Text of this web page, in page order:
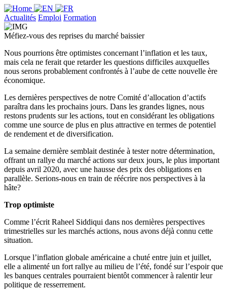
Actualités Emploi Formation
Méfiez-vous des reprises du marché baissier
Nous pourrions être optimistes concernant l’inflation et les taux,
mais cela ne ferait que retarder les questions difficiles auxquelles
nous serons probablement confrontés à l’aube de cette nouvelle ère
économique.
Les dernières perspectives de notre Comité d’allocation d’actifs
paraîtra dans les prochains jours. Dans les grandes lignes, nous
restons prudents sur les actions, tout en considérant les obligations
comme une source de plus en plus attractive en termes de potentiel
de rendement et de diversification.
La semaine dernière semblait destinée à tester notre détermination,
offrant un rallye du marché actions sur deux jours, le plus important
depuis avril 2020, avec une hausse des prix des obligations en
parallèle. Serions-nous en train de réécrire nos perspectives à la
hâte?
Trop optimiste
Comme l’écrit Raheel Siddiqui dans nos dernières perspectives
trimestrielles sur les marchés actions, nous avons déjà connu cette
situation.
Lorsque l’inflation globale américaine a chuté entre juin et juillet,
elle a alimenté un fort rallye au milieu de l’été, fondé sur l’espoir que
les banques centrales pourraient bientôt commencer à ralentir leur
politique de resserrement.